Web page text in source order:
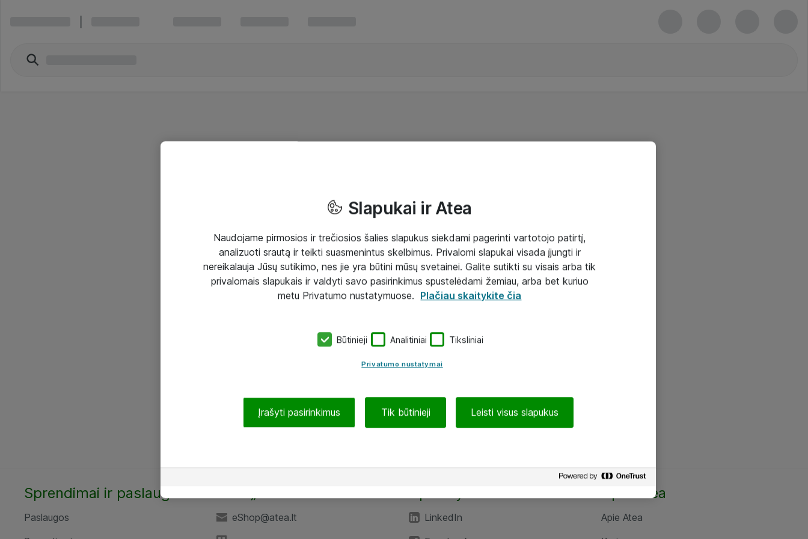
Sprendimai ir paslaugos
Paslaugos
eShop@atea.lt
LinkedIn
Apie Atea
Apie Atea
Slapukai ir Atea
Naudojame pirmosios ir trečiosios šalies slapukus siekdami pagerinti vartotojo patirtį,
analizuoti srautą ir teikti suasmenintus skelbimus. Privalomi slapukai visada įjungti ir
nereikalauja Jūsų sutikimo, nes jie yra būtini mūsų svetainei. Galite sutikti su visais arba tik
privalomais slapukais ir valdyti savo pasirinkimus spustelėdami žemiau, arba bet kuriuo
metu Privatumo nustatymuose. Plačiau skaitykite čia
Būtinieji Analitiniai Tiksliniai
Privatumo nustatymai
Įrašyti pasirinkimus Tik būtinieji Leisti visus slapukus